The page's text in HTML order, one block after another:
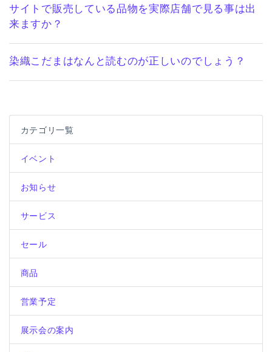
サイトで販売している品物を実際店舗で見る事は出
来ますか？
染織こだまはなんと読むのが正しいのでしょう？
カテゴリ一覧
イベント
お知らせ
サービス
セール
商品
営業予定
展示会の案内